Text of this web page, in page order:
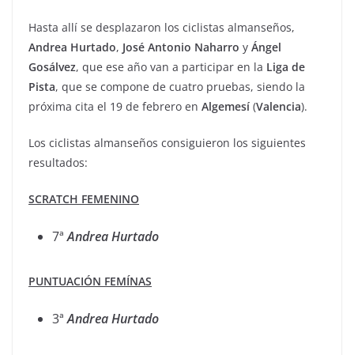
Hasta allí se desplazaron los ciclistas almanseños,
Andrea Hurtado, José Antonio Naharro y Ángel
Gosálvez, que ese año van a participar en la Liga de
Pista, que se compone de cuatro pruebas, siendo la
próxima cita el 19 de febrero en Algemesí (Valencia).
Los ciclistas almanseños consiguieron los siguientes
resultados:
SCRATCH FEMENINO
7ªAndrea Hurtado
PUNTUACIÓN FEMÍNAS
3ªAndreaHurtado